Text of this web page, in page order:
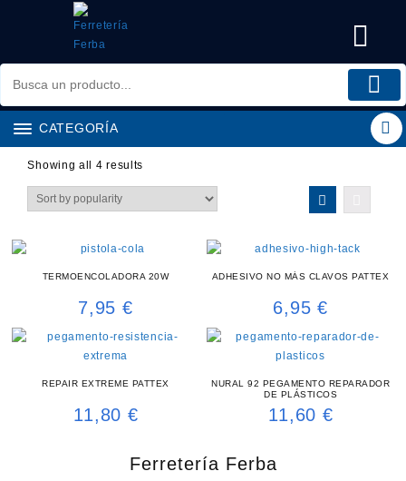
CATEGORÍA
Showing all 4 results
TERMOENCOLADORA 20W
7,95 €
ADHESIVO NO MÁS CLAVOS PATTEX
6,95 €
REPAIR EXTREME PATTEX
11,80 €
NURAL 92 PEGAMENTO REPARADOR
DE PLÁSTICOS
11,60 €
Ferretería Ferba